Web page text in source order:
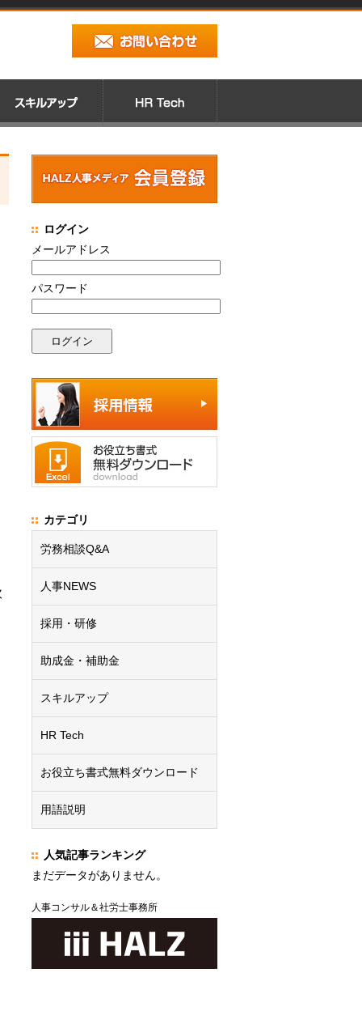
ログイン
メールアドレス
パスワード
カテゴリ
労務相談Q&A
人事NEWS
採用・研修
助成金・補助金
スキルアップ
HR Tech
お役立ち書式無料ダウンロード
用語説明
人気記事ランキング
まだデータがありません。
人事コンサル＆社労士事務所